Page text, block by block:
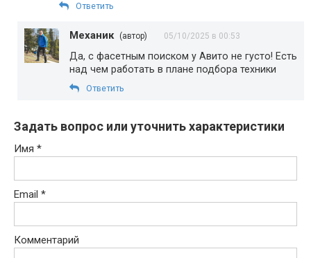
Ответить
Механик (автор) 05/10/2025 в 00:53
Да, с фасетным поиском у Авито не густо! Есть
над чем работать в плане подбора техники
Ответить
Задать вопрос или уточнить характеристики
Имя *
Email *
Комментарий